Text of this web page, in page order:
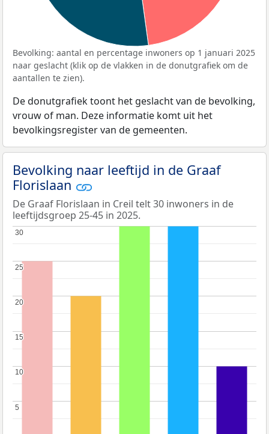
Bevolking: aantal en percentage inwoners op 1 januari 2025
naar geslacht (klik op de vlakken in de donutgrafiek om de
aantallen te zien).
De donutgrafiek toont het geslacht van de bevolking,
vrouw of man. Deze informatie komt uit het
bevolkingsregister van de gemeenten.
Bevolking naar leeftijd in de Graaf
Florislaan
De Graaf Florislaan in Creil telt 30 inwoners in de
leeftijdsgroep 25-45 in 2025.
5
5
10
10
15
15
20
20
25
25
30
30